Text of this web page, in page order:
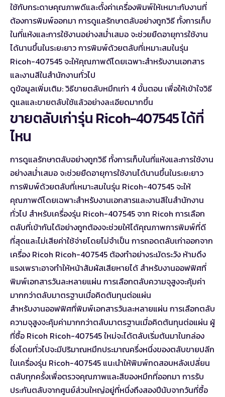
ใช้กับกระดาษคุณภาพดีและตั้งค่าเครื่องพิมพ์ให้เหมาะกับงานที่
ต้องการพิมพ์ออกมา การดูแลรักษาตลับอย่างถูกวิธี ทั้งการเก็บ
ในที่แห้งและการใช้งานอย่างสม่ำเสมอ จะช่วยยืดอายุการใช้งาน
ได้นานขึ้นในระยะยาว การพิมพ์ด้วยตลับที่เหมาะสมในรุ่น
Ricoh-407545 จะให้คุณภาพดีโดยเฉพาะสำหรับงานเอกสาร
และงานสีในสำนักงานทั่วไป
ดูข้อมูลเพิ่มเติม:วิธีขายตลับหมึกเก่า 4 ขั้นตอน เพื่อให้เข้าใจวิธี
ดูแลและขายตลับใช้แล้วอย่างละเอียดมากขึ้น
ขายตลับเก่ารุ่น Ricoh-407545 ได้ที่
ไหน
การดูแลรักษาตลับอย่างถูกวิธี ทั้งการเก็บในที่แห้งและการใช้งาน
อย่างสม่ำเสมอ จะช่วยยืดอายุการใช้งานได้นานขึ้นในระยะยาว
การพิมพ์ด้วยตลับที่เหมาะสมในรุ่น Ricoh-407545 จะให้
คุณภาพดีโดยเฉพาะสำหรับงานเอกสารและงานสีในสำนักงาน
ทั่วไป สำหรับเครื่องรุ่น Ricoh-407545 จาก Ricoh การเลือก
ตลับที่เข้ากันได้อย่างถูกต้องจะช่วยให้ได้คุณภาพการพิมพ์ที่ดี
ที่สุดและไม่เสียค่าใช้จ่ายโดยไม่จำเป็น การถอดตลับเก่าออกจาก
เครื่อง Ricoh Ricoh-407545 ต้องทำอย่างระมัดระวัง ห้ามดึง
แรงเพราะอาจทำให้หน้าสัมผัสเสียหายได้ สำหรับงานออฟฟิศที่
พิมพ์เอกสารวันละหลายแผ่น การเลือกตลับความจุสูงจะคุ้มค่า
มากกว่าตลับมาตรฐานเมื่อคิดต้นทุนต่อแผ่น
สำหรับงานออฟฟิศที่พิมพ์เอกสารวันละหลายแผ่น การเลือกตลับ
ความจุสูงจะคุ้มค่ามากกว่าตลับมาตรฐานเมื่อคิดต้นทุนต่อแผ่น ผู้
ที่ซื้อ Ricoh Ricoh-407545 ใหม่จะได้ตลับเริ่มต้นมาในกล่อง
ซึ่งโดยทั่วไปจะมีปริมาณหมึกประมาณครึ่งหนึ่งของตลับขายปลีก
ในเครื่องรุ่น Ricoh-407545 แนะนำให้พิมพ์ทดสอบหลังเปลี่ยน
ตลับทุกครั้งเพื่อตรวจคุณภาพและสีของหมึกที่ออกมา การรับ
ประกันตลับจากศูนย์ส่วนใหญ่อยู่ที่หนึ่งถึงสองปีนับจากวันที่ซื้อ